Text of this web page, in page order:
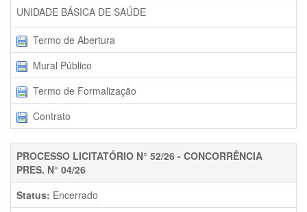
UNIDADE BÁSICA DE SAÚDE
Termo de Abertura
Mural Público
Termo de Formalização
Contrato
PROCESSO LICITATÓRIO N° 52/26 - CONCORRÊNCIA
PRES. N° 04/26
Status: Encerrado